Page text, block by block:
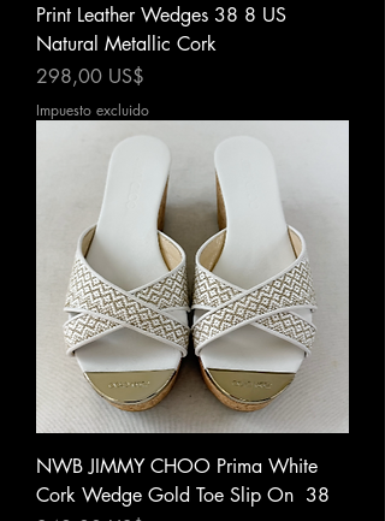
Print Leather Wedges 38 8 US
Natural Metallic Cork
Precio
298,00 US$
Impuesto excluido
NWB JIMMY CHOO Prima White
Cork Wedge Gold Toe Slip On 38